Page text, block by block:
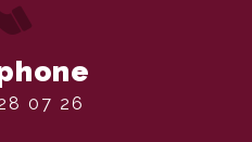
07 26